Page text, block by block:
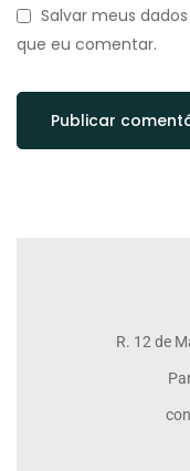
Salvar meus
que eu comentar.
R. 12 de